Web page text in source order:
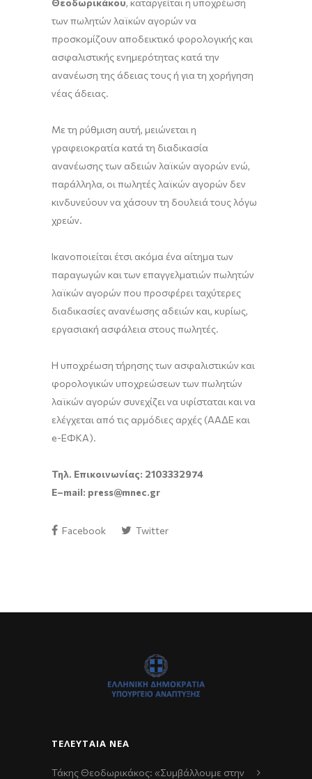
των πωλητών λαϊκών αγορών να
προσκομίζουν αποδεικτικό φορολογικής και
ασφαλιστικής ενημερότητας κατά την
ανανέωση της άδειας τους ή για τη χορήγηση
νέας άδειας.
Με τη ρύθμιση αυτή, μειώνεται η
γραφειοκρατία κατά τη διαδικασία
ανανέωσης των αδειών λαϊκών αγορών ενώ,
παράλληλα, οι πωλητές λαϊκών αγορών δεν
κινδυνεύουν να χάσουν τη δουλειά τους λόγω
χρεών.
Ικανοποιείται έτσι ακόμα ένα αίτημα των
παραγωγών και των επαγγελματιών πωλητών
λαϊκών αγορών που προσφέρει ταχύτερες
διαδικασίες ανανέωσης αδειών και, κυρίως,
εργασιακή ασφάλεια στους πωλητές.
Η υποχρέωση τήρησης των ασφαλιστικών και
φορολογικών υποχρεώσεων των πωλητών
λαϊκών αγορών συνεχίζει να υφίσταται και να
ελέγχεται από τις αρμόδιες αρχές (ΑΑΔΕ και
e-ΕΦΚΑ).
Τηλ. Επικοινωνίας: 2103332974
E–mail: press@mnec.gr
Facebook Twitter
ΤΕΛΕΥΤΑΊΑ ΝΈΑ
Τάκης Θεοδωρικάκος: «Συμβάλλουμε στην